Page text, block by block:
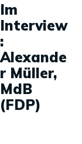
Im
Interview
:
Alexande
r Müller,
MdB
(FDP)